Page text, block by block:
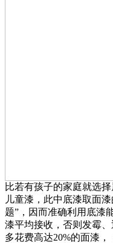
比若有孩子的家庭就选
儿童漆，此中底漆取面
题”，因而准确利用底漆
漆平均接收，否则发霉
多花费高达20%的面漆